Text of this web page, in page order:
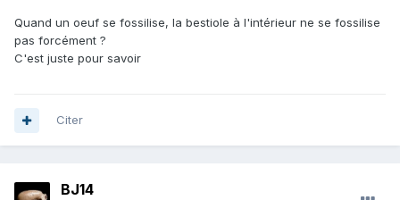
Quand un oeuf se fossilise, la bestiole à l'intérieur ne se fossilise
pas forcément ?
C'est juste pour savoir
Citer
BJ14